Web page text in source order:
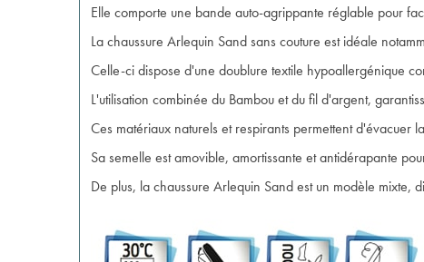
Elle comporte une bande auto-agrippante réglable pour
La chaussure Arlequin Sand sans couture est idéale
Celle-ci dispose d'une doublure textile hypoallergénique
L'utilisation combinée du Bambou et du fil d'argent,
Ces matériaux naturels et respirants permettent d'évacuer
Sa semelle est amovible, amortissante et antidérapante
De plus, la chaussure Arlequin Sand est un modèle